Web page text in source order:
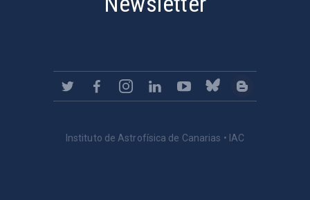
Instituto de Astrofísica de Canarias • IAC